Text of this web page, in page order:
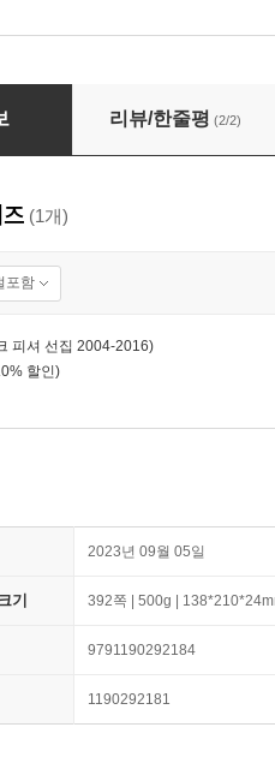
셔 선집 2004-2016)
리뷰/한줄평 (2/2)
(1개)
포함
피셔 선집 2004-2016)
할인)
2023년 09월 05일
기 392쪽 | 500g |
9791190292184
1190292181